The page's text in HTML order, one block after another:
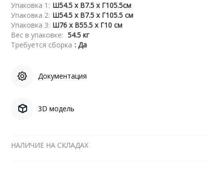
Упаковка 1: Ш54.5 x В7.5 x Г105.5см
Упаковка 2: Ш54.5 x В7.5 x Г105.5 см
Упаковка 3: Ш76 x В55.5 x Г10 см
Вес в упаковке: 54.5 кг
Требуется сборка : Да
Документация
3D модель
НАЛИЧИЕ НА СКЛАДАХ